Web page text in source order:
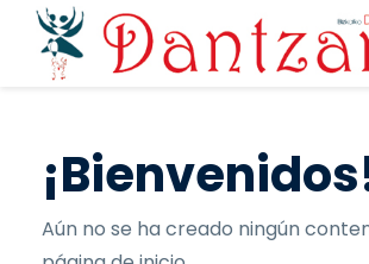
Pasar al contenido principal
Aún no se ha creado ningún